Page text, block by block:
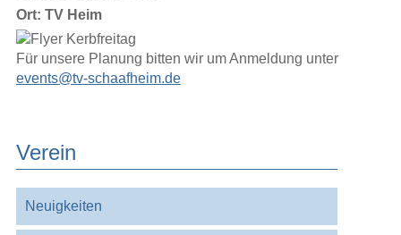
Ort: TV Heim
Für unsere Planung bitten wir um Anmeldung unter
events@tv-schaafheim.de
Verein
überspringen
Neuigkeiten